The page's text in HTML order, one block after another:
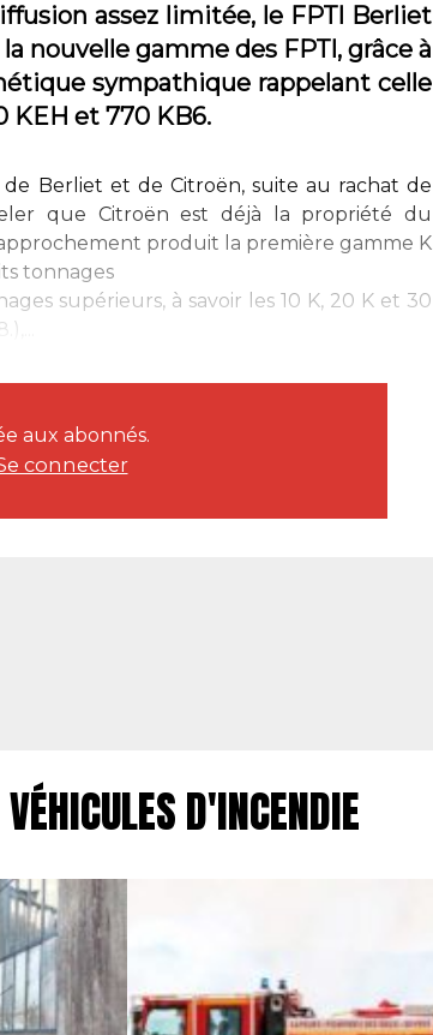
assez limitée, le FPTl Berliet
nouvelle gamme des FPTl, grâce à
sympathique rappelant celle
KEH et 770 KB6.
Berliet et de Citroën, suite au rachat de
que Citroën est déjà la propriété du
produit la première gamme K
tonnages
supérieurs, à savoir les 10 K, 20 K et 30
aux abonnés.
connecter
VÉHICULES D'INCENDIE